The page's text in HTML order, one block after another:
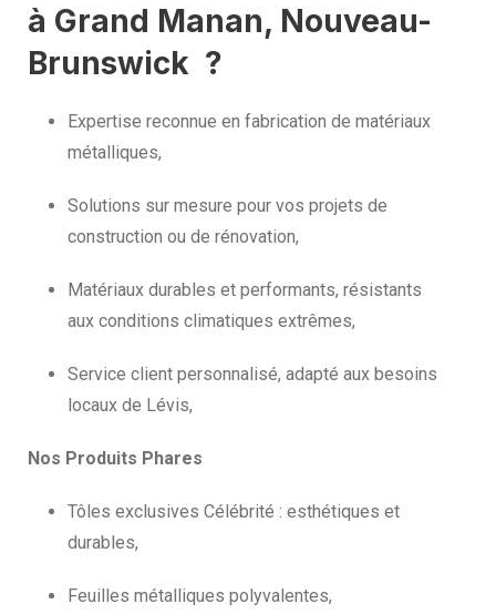
à Grand Manan, Nouveau-
Brunswick ?
Expertise reconnue en fabrication de matériaux
métalliques,
Solutions sur mesure pour vos projets de
construction ou de rénovation,
Matériaux durables et performants, résistants
aux conditions climatiques extrêmes,
Service client personnalisé, adapté aux besoins
locaux de Lévis,
Nos Produits Phares
Tôles exclusives Célébrité : esthétiques et
durables,
Feuilles métalliques polyvalentes,